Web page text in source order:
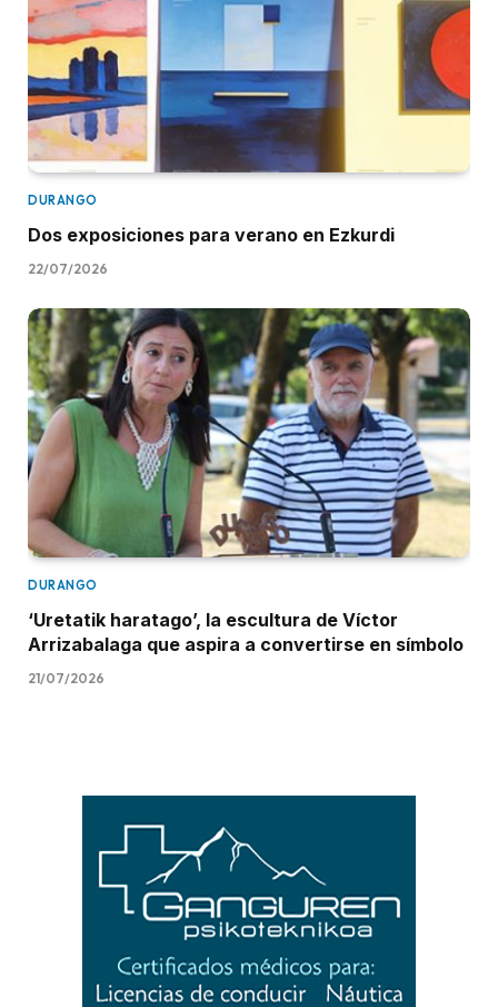
DURANGO
Dos exposiciones para verano en Ezkurdi
22/07/2026
DURANGO
‘Uretatik haratago’, la escultura de Víctor
Arrizabalaga que aspira a convertirse en símbolo
21/07/2026